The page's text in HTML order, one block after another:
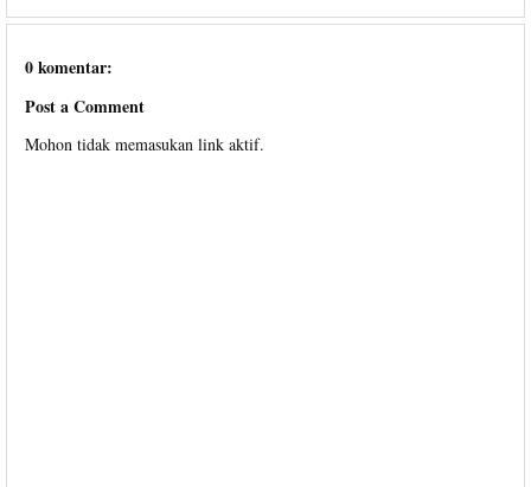
0 komentar:
Post a Comment
Mohon tidak memasukan link aktif.